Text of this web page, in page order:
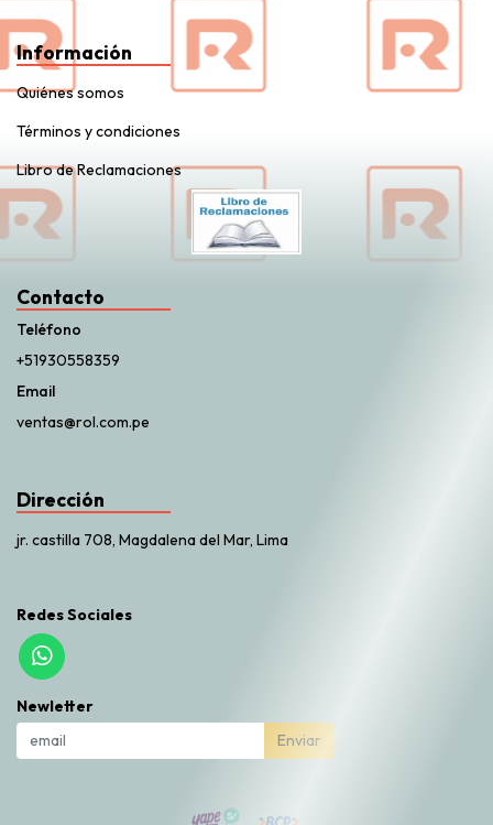
Información
Quiénes somos
Términos y condiciones
Libro de Reclamaciones
Contacto
Teléfono
+51930558359
Email
ventas@rol.com.pe
Dirección
jr. castilla 708, Magdalena del Mar, Lima
Redes Sociales
Newletter
Enviar